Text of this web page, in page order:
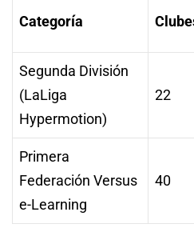
Categoría
Segunda División
(LaLiga
Hypermotion)
22
Primera
Federación Versus
e-Learning
40